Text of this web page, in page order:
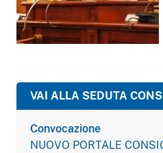
VAI ALLA SEDUTA
Convocazione
NUOVO PORTALE